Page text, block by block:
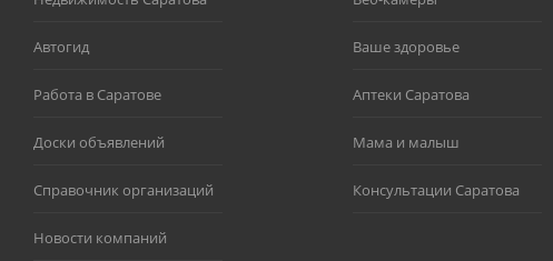
Автогид
Работа в Саратове
Доски объявлений
Справочник организаций
Новости компаний
Ваше здоровье
Аптеки Саратова
Мама и малыш
Консультации Саратова